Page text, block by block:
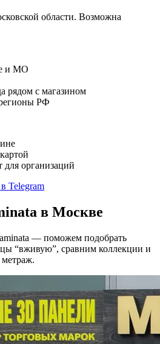
области. Возможна
и МО
рядом с магазином
РФ
для организаций
Telegram
в Москве
— поможем подобрать
“вживую”, сравним коллекции и
метраж.